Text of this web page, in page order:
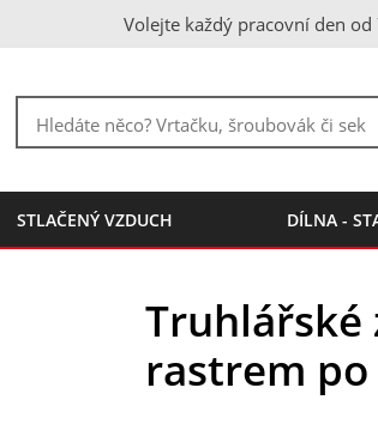
Volejte každý pracovní den
STLAČENÝ VZDUCH DÍLNA -
Truhlářské
rastrem